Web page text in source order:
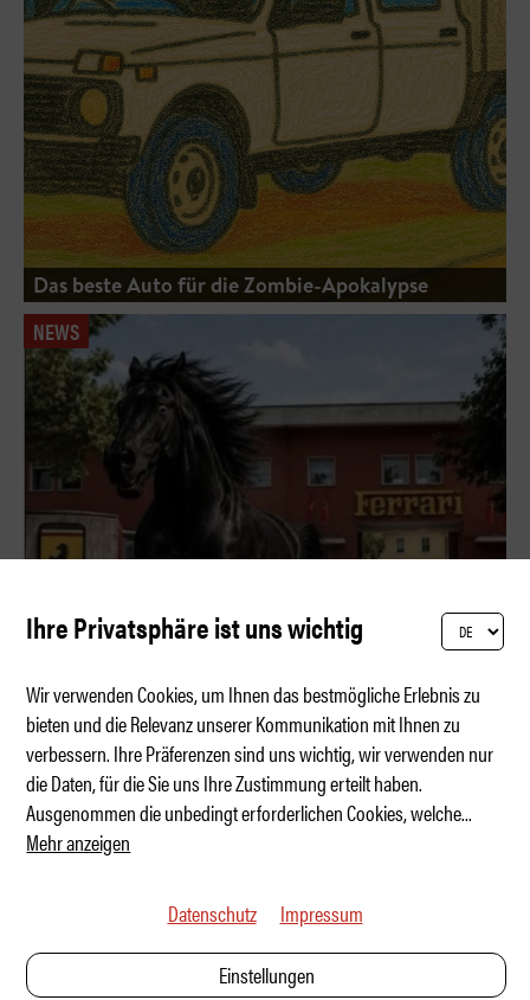
Das beste Auto für die Zombie-Apokalypse
NEWS
Die lustigsten Ferrari-Luce-Memes
Ihre Privatsphäre ist uns wichtig
Wir verwenden Cookies, um Ihnen das bestmögliche Erlebnis zu
bieten und die Relevanz unserer Kommunikation mit Ihnen zu
verbessern. Ihre Präferenzen sind uns wichtig, wir verwenden nur
die Daten, für die Sie uns Ihre Zustimmung erteilt haben.
Ausgenommen die unbedingt erforderlichen Cookies, welche...
Mehr anzeigen
Datenschutz Impressum
Einstellungen